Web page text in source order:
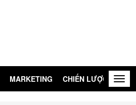
MARKETING CHIẾN LƯỢC